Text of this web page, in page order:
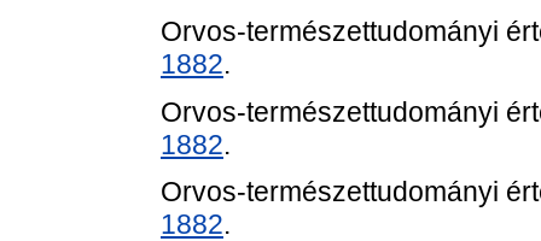
Orvos-természettudományi
1882.
Orvos-természettudományi
1882.
Orvos-természettudományi
1882.